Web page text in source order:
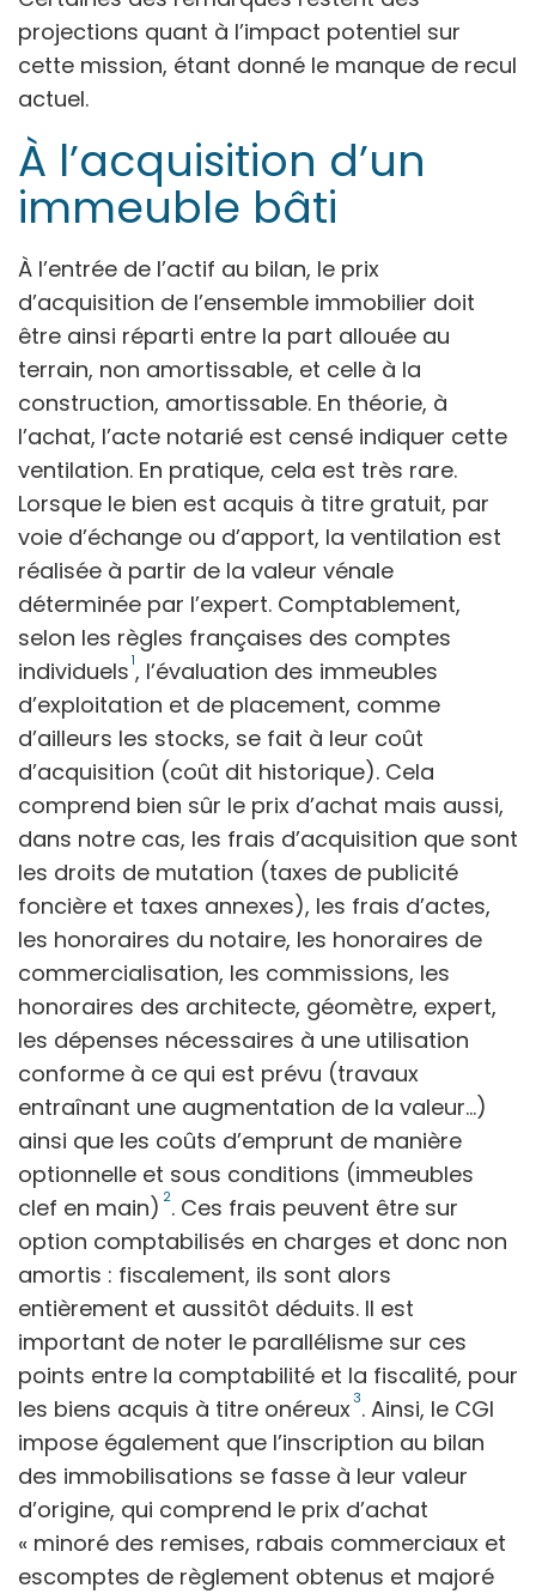
projections quant à l’impact potentiel sur
cette mission, étant donné le manque de recul
actuel.
À l’acquisition d’un
immeuble bâti
À l’entrée de l’actif au bilan, le prix
d’acquisition de l’ensemble immobilier doit
être ainsi réparti entre la part allouée au
terrain, non amortissable, et celle à la
construction, amortissable. En théorie, à
l’achat, l’acte notarié est censé indiquer cette
ventilation. En pratique, cela est très rare.
Lorsque le bien est acquis à titre gratuit, par
voie d’échange ou d’apport, la ventilation est
réalisée à partir de la valeur vénale
déterminée par l’expert. Comptablement,
selon les règles françaises des comptes
individuels 1, l’évaluation des immeubles
d’exploitation et de placement, comme
d’ailleurs les stocks, se fait à leur coût
d’acquisition (coût dit historique). Cela
comprend bien sûr le prix d’achat mais aussi,
dans notre cas, les frais d’acquisition que sont
les droits de mutation (taxes de publicité
foncière et taxes annexes), les frais d’actes,
les honoraires du notaire, les honoraires de
commercialisation, les commissions, les
honoraires des architecte, géomètre, expert,
les dépenses nécessaires à une utilisation
conforme à ce qui est prévu (travaux
entraînant une augmentation de la valeur...)
ainsi que les coûts d’emprunt de manière
optionnelle et sous conditions (immeubles
clef en main) 2. Ces frais peuvent être sur
option comptabilisés en charges et donc non
amortis : fiscalement, ils sont alors
entièrement et aussitôt déduits. Il est
important de noter le parallélisme sur ces
points entre la comptabilité et la fiscalité, pour
les biens acquis à titre onéreux 3. Ainsi, le CGI
impose également que l’inscription au bilan
des immobilisations se fasse à leur valeur
d’origine, qui comprend le prix d’achat
« minoré des remises, rabais commerciaux et
escomptes de règlement obtenus et majoré